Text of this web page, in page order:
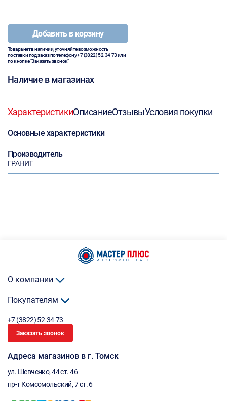
Добавить в корзину
Товара нет в наличии, уточняйте возможность
поставки под заказ по телефону+7 (3822) 52-34-73или
по кнопке "Заказать звонок"
Наличие в магазинах
ХарактеристикиОписаниеОтзывыУсловия покупки
Основные характеристики
Производитель
ГРАНИТ
О компании
Покупателям
+7 (3822) 52-34-73
Заказать звонок
Адреса магазинов в г. Томск
ул. Шевченко, 44 ст. 46
пр-т Комсомольский, 7 ст. 6